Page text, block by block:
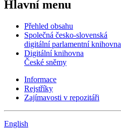
Hlavní menu
Přehled obsahu
Společná česko-slovenská
digitální parlamentní knihovna
Digitální knihovna
České sněmy
Informace
Rejstříky
Zajímavosti v repozitáři
English